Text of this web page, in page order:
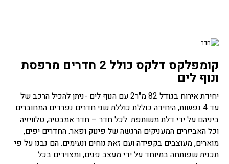
קומפלקס דלקס כולל 2 חדרים מרפסת
ונוף לים
יחידת אירוח בגודל 82 מ"ר2 עם הנוף לים -ניתן להכיל הרכב של
עד 4 נפשות, היחידה כוללת כוללת שני חדרים נפרדים המחוברים
ביניהם על ידי דלת משותפת. לכל חדר – חדר אמבטיה, טלוויזיה
וכל האביזרים המעניקים הרגשה של פינוק ופאר. החדרים יפים,
מוארים, מעוצבים בקפידה ועם זאת נוחים ונעימים. הם נבנו על פי
תכנית שפותחה במיוחד על ידי מעצב פנים, ומצוידים בכל